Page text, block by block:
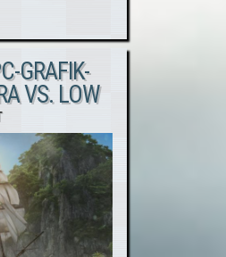
GRAFIK-
VS. LOW